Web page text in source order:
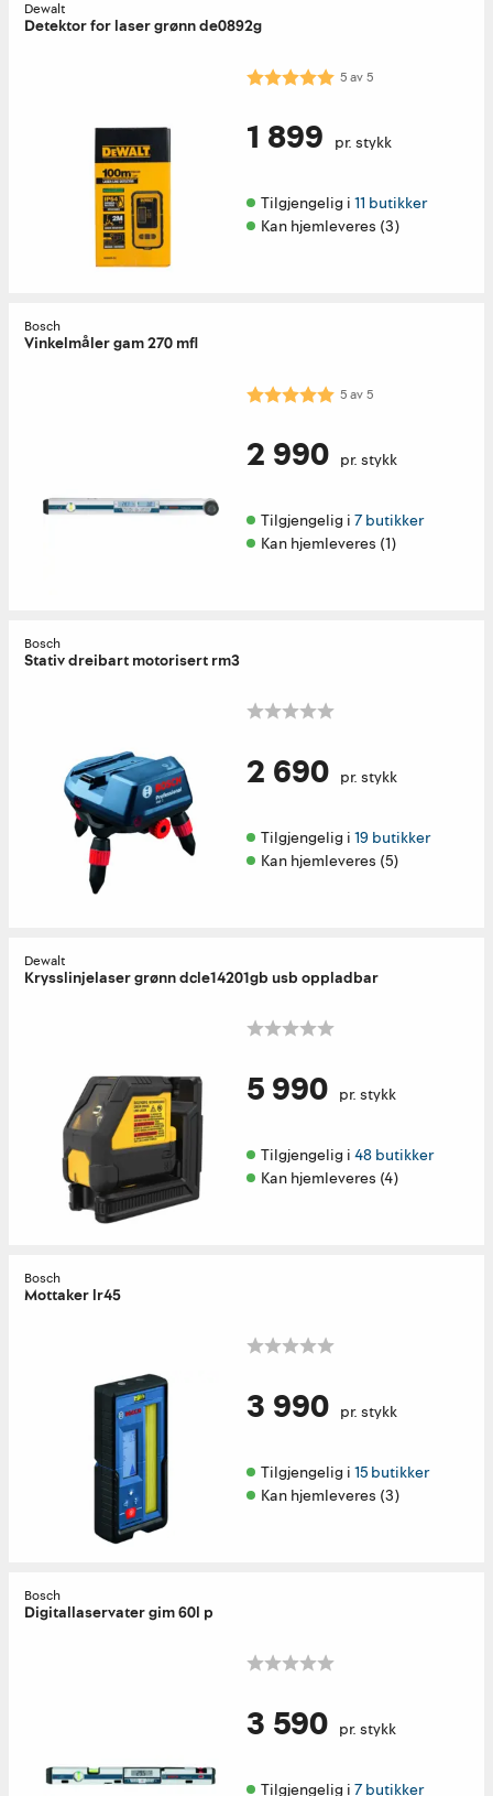
Dewalt
Detektor for laser grønn de0892g
Karakter: 5.0 av 5 mulige
5av5
1 899 pr. stykk
Tilgjengelig i 11 butikker
Kan hjemleveres (3)
Bosch
Vinkelmåler gam 270 mfl
Karakter: 5.0 av 5 mulige
5av5
2 990 pr. stykk
Tilgjengelig i 7 butikker
Kan hjemleveres (1)
Bosch
Stativ dreibart motorisert rm3
2 690 pr. stykk
Tilgjengelig i 19 butikker
Kan hjemleveres (5)
Dewalt
Krysslinjelaser grønn dcle14201gb usb oppladbar
5 990 pr. stykk
Tilgjengelig i 48 butikker
Kan hjemleveres (4)
Bosch
Mottaker lr45
3 990 pr. stykk
Tilgjengelig i 15 butikker
Kan hjemleveres (3)
Bosch
Digitallaservater gim 60l p
3 590 pr. stykk
Tilgjengelig i 7 butikker